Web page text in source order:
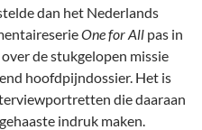
dan het Nederlands
One for All pas in
de stukgelopen missie
hoofdpijndossier. Het is
die daaraan
indruk maken.